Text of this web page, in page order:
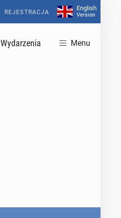
REJESTRACJA
English
Version
Wydarzenia Menu